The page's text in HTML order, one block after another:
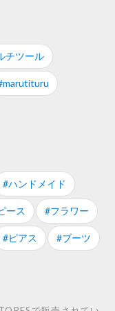
チツール
#ハンドメイド
ース #フラワー
#ピアス #ブーツ